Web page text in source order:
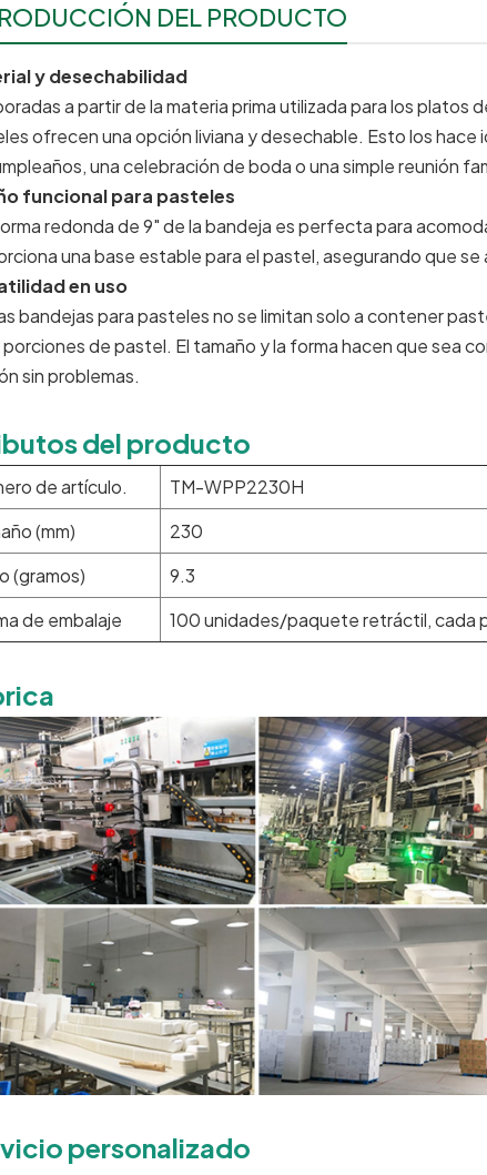
DEL PRODUCTO
y desechabilidad
a partir de la materia prima utilizada para los platos
ofrecen una opción liviana y desechable. Esto los hace
una celebración de boda o una simple reunión
funcional para pasteles
redonda de 9" de la bandeja es perfecta para
una base estable para el pastel, asegurando que
en uso
bandejas para pasteles no se limitan solo a contener
porciones de pastel. El tamaño y la forma hacen que sea
sin problemas.
del producto
de artículo.
TM-WPP2230H
(mm)
230
(gramos)
9.3
de embalaje
100 unidades/paquete retráctil, cada
personalizado